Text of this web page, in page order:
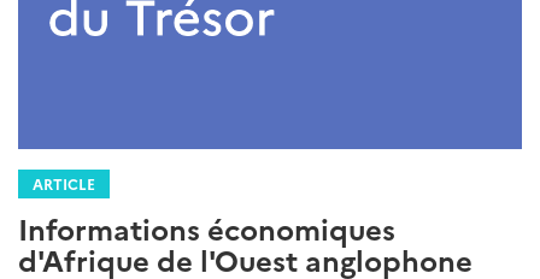
ARTICLE
Informations économiques
d'Afrique de l'Ouest anglophone